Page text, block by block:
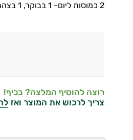
2 כמוסות ליום- 1 בבוקר, 1 בצהריים עם האוכל.
רוצה להוסיף המלצה? בכיף!
צריך לרכוש את המוצר ואז